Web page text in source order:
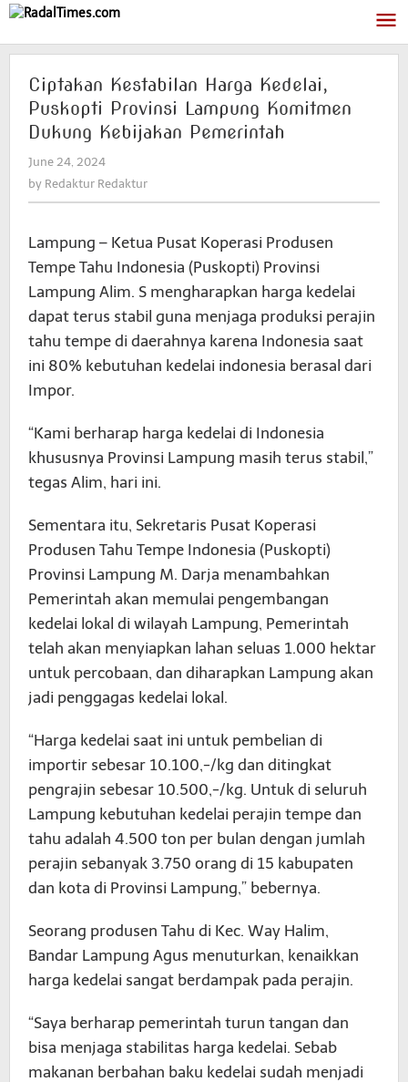
Skip
content
Ciptakan Kestabilan Harga Kedelai,
Puskopti Provinsi Lampung Komitmen
Dukung Kebijakan Pemerintah
June 24, 2024
Redaktur
by Redaktur Redaktur
Lampung – Ketua Pusat Koperasi Produsen
Tempe Tahu Indonesia (Puskopti) Provinsi
Lampung Alim. S mengharapkan harga kedelai
dapat terus stabil guna menjaga produksi perajin
tahu tempe di daerahnya karena Indonesia saat
ini 80% kebutuhan kedelai indonesia berasal dari
Impor.
“Kami berharap harga kedelai di Indonesia
khususnya Provinsi Lampung masih terus stabil,”
tegas Alim, hari ini.
Sementara itu, Sekretaris Pusat Koperasi
Produsen Tahu Tempe Indonesia (Puskopti)
Provinsi Lampung M. Darja menambahkan
Pemerintah akan memulai pengembangan
kedelai lokal di wilayah Lampung, Pemerintah
telah akan menyiapkan lahan seluas 1.000 hektar
untuk percobaan, dan diharapkan Lampung akan
jadi penggagas kedelai lokal.
“Harga kedelai saat ini untuk pembelian di
importir sebesar 10.100,-/kg dan ditingkat
pengrajin sebesar 10.500,-/kg. Untuk di seluruh
Lampung kebutuhan kedelai perajin tempe dan
tahu adalah 4.500 ton per bulan dengan jumlah
perajin sebanyak 3.750 orang di 15 kabupaten
dan kota di Provinsi Lampung,” bebernya.
Seorang produsen Tahu di Kec. Way Halim,
Bandar Lampung Agus menuturkan, kenaikkan
harga kedelai sangat berdampak pada perajin.
“Saya berharap pemerintah turun tangan dan
bisa menjaga stabilitas harga kedelai. Sebab
makanan berbahan baku kedelai sudah menjadi